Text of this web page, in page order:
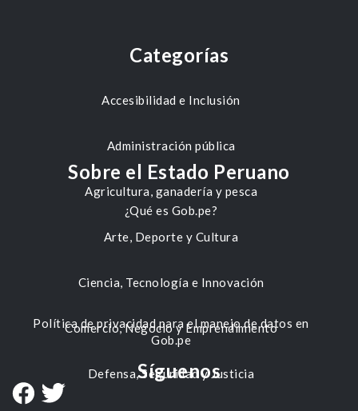
Categorías
Accesibilidad e Inclusión
Administración pública
Agricultura, ganadería y pesca
Arte, Deporte y Cultura
Ciencia, Tecnología e Innovación
Comercio, Negocio y Emprendimiento
Defensa, Seguridad y Justicia
Sobre el Estado Peruano
¿Qué es Gob.pe?
Política de privacidad para el manejo de datos en
Gob.pe
Síguenos